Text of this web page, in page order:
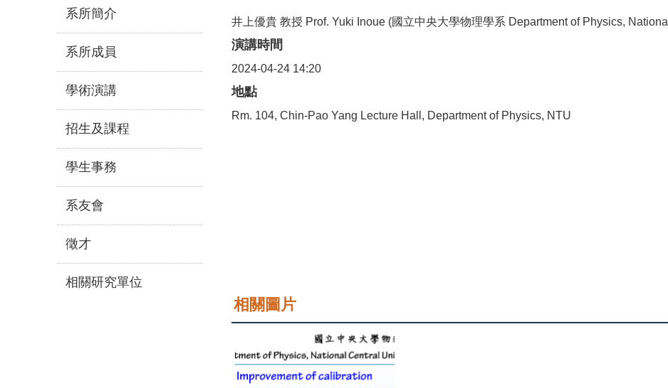
系所簡介
系所成員
學術演講
招生及課程
學生事務
系友會
徵才
相關研究單位
井上優貴 教授 Prof. Yuki Inoue (國立中央大學物理學系 Department of Physics,
演講時間
2024-04-24 14:20
地點
Rm. 104, Chin-Pao Yang Lecture Hall, Department of Physics, NTU
相關圖片